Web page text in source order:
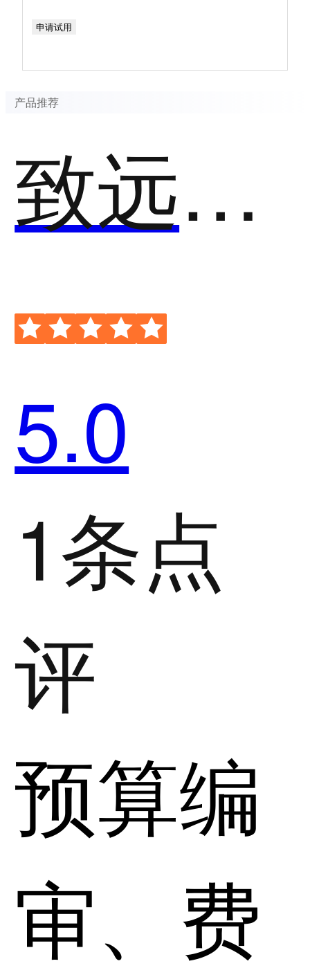
申请试用
产品推荐
致远费用预算管理
5.0
1条点
评
预算编
审、费